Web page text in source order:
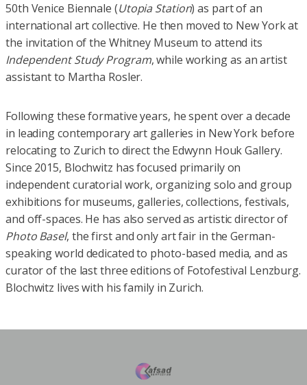
50th Venice Biennale (Utopia Station) as part of an
international art collective. He then moved to New York at
the invitation of the Whitney Museum to attend its
Independent Study Program, while working as an artist
assistant to Martha Rosler.
Following these formative years, he spent over a decade
in leading contemporary art galleries in New York before
relocating to Zurich to direct the Edwynn Houk Gallery.
Since 2015, Blochwitz has focused primarily on
independent curatorial work, organizing solo and group
exhibitions for museums, galleries, collections, festivals,
and off-spaces. He has also served as artistic director of
Photo Basel, the first and only art fair in the German-
speaking world dedicated to photo-based media, and as
curator of the last three editions of Fotofestival Lenzburg.
Blochwitz lives with his family in Zurich.